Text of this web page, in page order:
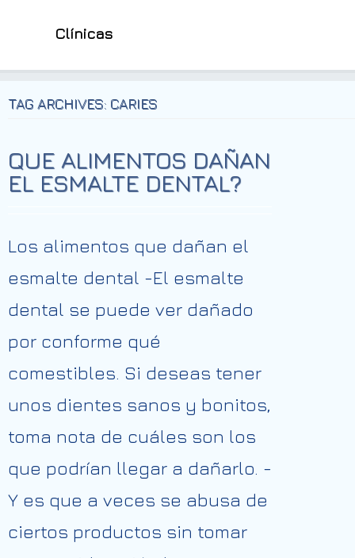
Clínicas
TAG ARCHIVES: CARIES
QUE ALIMENTOS DAÑAN
EL ESMALTE DENTAL?
Los alimentos que dañan el
esmalte dental -El esmalte
dental se puede ver dañado
por conforme qué
comestibles. Si deseas tener
unos dientes sanos y bonitos,
toma nota de cuáles son los
que podrían llegar a dañarlo. -
Y es que a veces se abusa de
ciertos productos sin tomar